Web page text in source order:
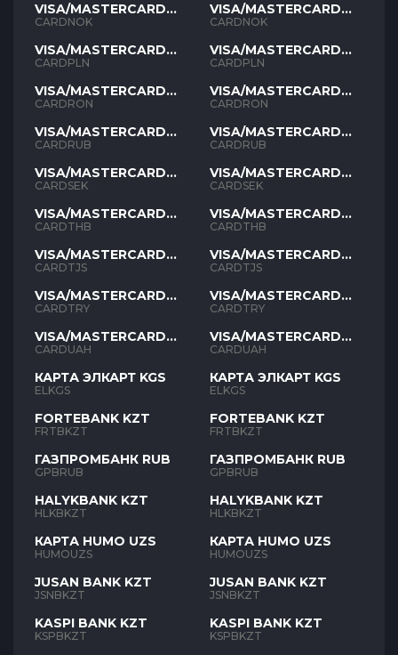
VISA/MASTERCARD
NOK
CARDNOK
VISA/MASTERCARD
PLN
CARDPLN
VISA/MASTERCARD
RON
CARDRON
VISA/MASTERCARD
RUB
CARDRUB
VISA/MASTERCARD
SEK
CARDSEK
VISA/MASTERCARD
THB
CARDTHB
VISA/MASTERCARD
TJS
CARDTJS
VISA/MASTERCARD
TYR
CARDTRY
VISA/MASTERCARD
UAH
CARDUAH
КАРТА ЭЛКАРТ KGS
ELKGS
FORTEBANK KZT
FRTBKZT
ГАЗПРОМБАНК RUB
GPBRUB
HALYKBANK KZT
HLKBKZT
КАРТА HUMO UZS
HUMOUZS
JUSAN BANK KZT
JSNBKZT
KASPI BANK KZT
KSPBKZT
VISA/MASTERCARD
NOK
CARDNOK
VISA/MASTERCARD
PLN
CARDPLN
VISA/MASTERCARD
RON
CARDRON
VISA/MASTERCARD
RUB
CARDRUB
VISA/MASTERCARD
SEK
CARDSEK
VISA/MASTERCARD
THB
CARDTHB
VISA/MASTERCARD
TJS
CARDTJS
VISA/MASTERCARD
TYR
CARDTRY
VISA/MASTERCARD
UAH
CARDUAH
КАРТА ЭЛКАРТ KGS
ELKGS
FORTEBANK KZT
FRTBKZT
ГАЗПРОМБАНК RUB
GPBRUB
HALYKBANK KZT
HLKBKZT
КАРТА HUMO UZS
HUMOUZS
JUSAN BANK KZT
JSNBKZT
KASPI BANK KZT
KSPBKZT